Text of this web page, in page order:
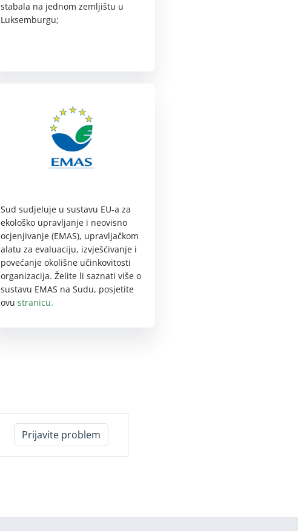
stabala na jednom zemljištu u
Luksemburgu;
Sud sudjeluje u sustavu EU-a za
ekološko upravljanje i neovisno
ocjenjivanje (EMAS), upravljačkom
alatu za evaluaciju, izvješćivanje i
povećanje okolišne učinkovitosti
organizacija. Želite li saznati više o
sustavu EMAS na Sudu, posjetite
ovustranicu.
Prijavite problem